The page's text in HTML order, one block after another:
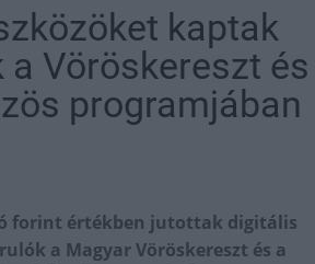
kaptak
a Vöröskereszt és
programjában
forint értékben jutottak digitális
a Magyar Vöröskereszt és a